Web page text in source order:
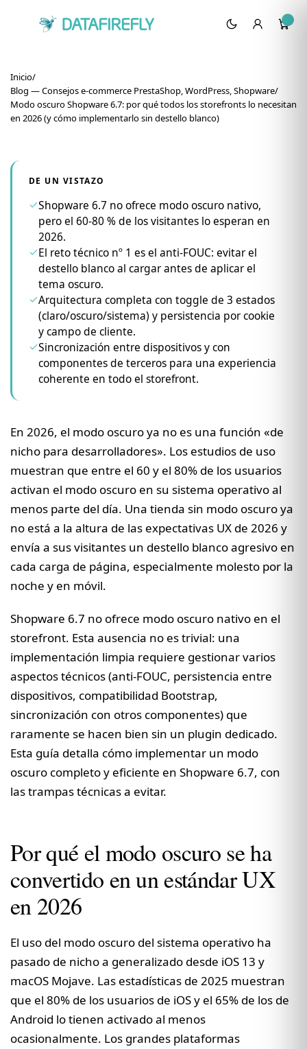
Inicio/
Blog — Consejos e-commerce PrestaShop, WordPress, Shopware/
Modo oscuro Shopware 6.7: por qué todos los storefronts lo necesitan
en 2026 (y cómo implementarlo sin destello blanco)
Modo oscuro Shopware
6.7: por qué todos los
storefronts lo necesitan
en 2026 (y cómo
implementarlo sin
destello blanco)
mayo 9, 2026 · sasha
DE UN VISTAZO
Shopware 6.7 no ofrece modo oscuro nativo,
pero el 60-80 % de los visitantes lo esperan en
2026.
El reto técnico nº 1 es el anti-FOUC: evitar el
destello blanco al cargar antes de aplicar el
tema oscuro.
Arquitectura completa con toggle de 3 estados
(claro/oscuro/sistema) y persistencia por cookie
y campo de cliente.
Sincronización entre dispositivos y con
componentes de terceros para una experiencia
coherente en todo el storefront.
En 2026, el modo oscuro ya no es una función «de
nicho para desarrolladores». Los estudios de uso
muestran que entre el 60 y el 80% de los usuarios
activan el modo oscuro en su sistema operativo al
menos parte del día. Una tienda sin modo oscuro ya
no está a la altura de las expectativas UX de 2026 y
envía a sus visitantes un destello blanco agresivo en
cada carga de página, especialmente molesto por la
noche y en móvil.
Shopware 6.7 no ofrece modo oscuro nativo en el
storefront. Esta ausencia no es trivial: una
implementación limpia requiere gestionar varios
aspectos técnicos (anti-FOUC, persistencia entre
dispositivos, compatibilidad Bootstrap,
sincronización con otros componentes) que
raramente se hacen bien sin un plugin dedicado.
Esta guía detalla cómo implementar un modo
oscuro completo y eficiente en Shopware 6.7, con
las trampas técnicas a evitar.
Por qué el modo oscuro se ha
convertido en un estándar UX
en 2026
El uso del modo oscuro del sistema operativo ha
pasado de nicho a generalizado desde iOS 13 y
macOS Mojave. Las estadísticas de 2025 muestran
que el 80% de los usuarios de iOS y el 65% de los de
Android lo tienen activado al menos
ocasionalmente. Los grandes plataformas